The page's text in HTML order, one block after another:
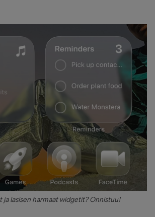
ja lasisen harmaat widgetit? Onnistuu!